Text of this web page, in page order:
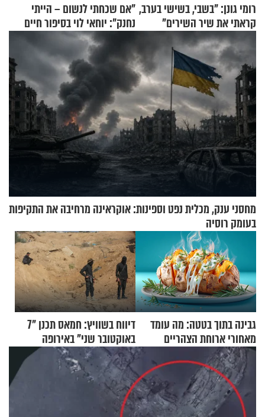
רומי גונן: "בשבי, בשישי בערב,
קראתי את שיר השירים"
"אם שכחתי לנשום – הייתי
נחנק": יוחאי לוי בסיפור חיים
מעורר השראה
מחסני ענק, מכלית נפט וספינות: אוקראינה מרחיבה את התקיפות
בעומק רוסיה
גבינה בתוך בטטה: מה עומד
מאחורי ארוחת הצהריים
שכבשה את הרשת?
דיווח בשוויץ: חמאס תכנן "7
באוקטובר שני" באירופה